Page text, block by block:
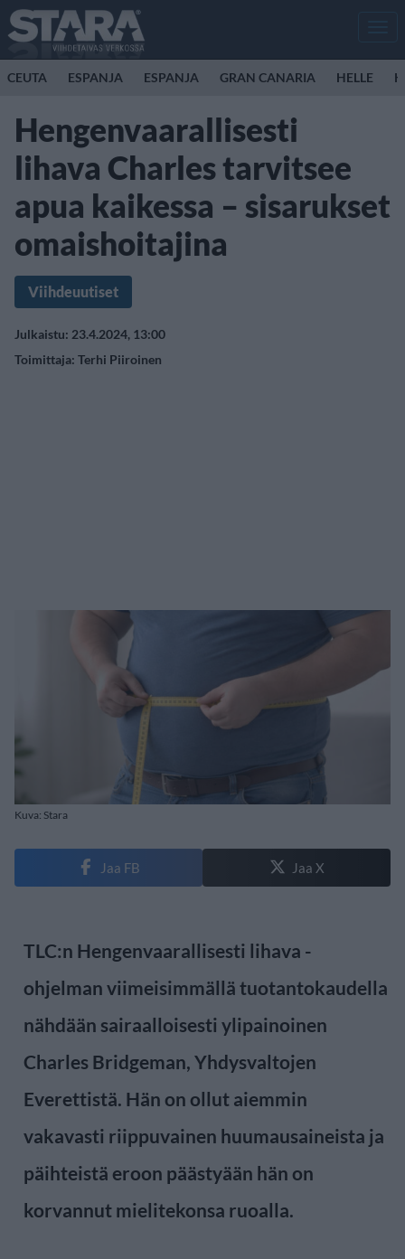
CEUTA ESPANJA ESPANJA GRAN CANARIA HELLE
Hengenvaarallisesti
lihava Charles tarvitsee
apua kaikessa – sisarukset
omaishoitajina
Viihdeuutiset
Julkaistu: 23.4.2024, 13:00
Toimittaja: Terhi Piiroinen
Kuva: Stara
Jaa FB Jaa X
TLC:n Hengenvaarallisesti lihava -
ohjelman viimeisimmällä tuotantokaudella
nähdään sairaalloisesti ylipainoinen
Charles Bridgeman, Yhdysvaltojen
Everettistä. Hän on ollut aiemmin
vakavasti riippuvainen huumausaineista ja
päihteistä eroon päästyään hän on
korvannut mielitekonsa ruoalla.